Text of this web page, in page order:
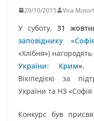
29/10/2015 Vira
У суботу, 31
заповіднику
«Хлібня»)
України: Крим»,
Вікіпедією за
України та НЗ «Софія
Конкурс був